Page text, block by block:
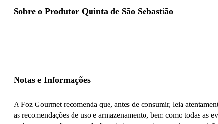
Sobre o Produtor Quinta de São Sebastião
Notas e Informações
A Foz Gourmet recomenda que, antes de consumir, leia
as recomendações de uso e armazenamento, bem como todas as